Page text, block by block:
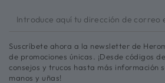
Introduce
tu
dirección
Suscríbete ahora a la newsletter de
de promociones únicas. ¡Desde códigos
consejos y trucos hasta más información
manos y uñas!